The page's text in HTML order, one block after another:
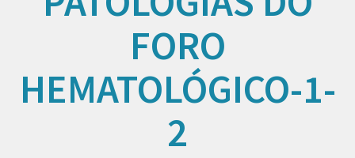
FORO
HEMATOLÓGICO-1-
2